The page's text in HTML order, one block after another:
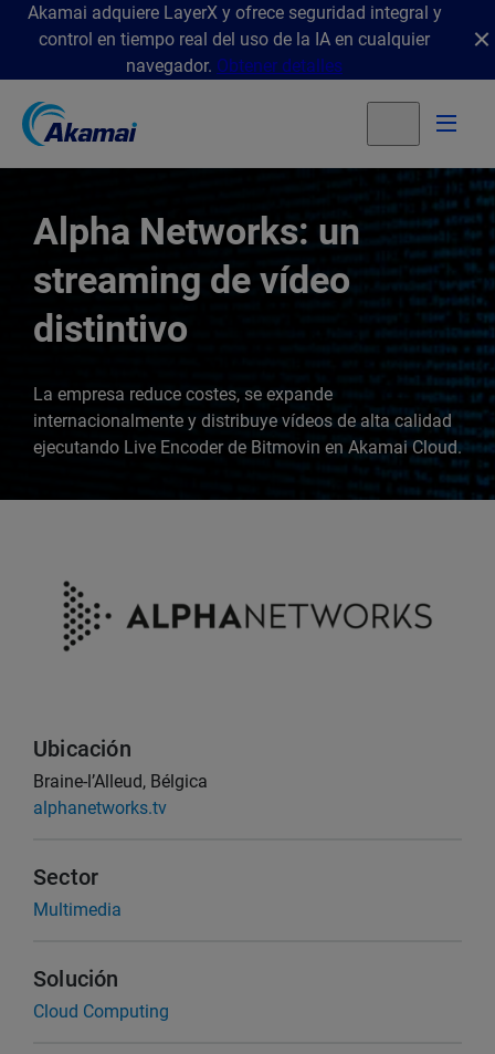
Akamai adquiere LayerX y ofrece seguridad integral y
control en tiempo real del uso de la IA en cualquier
navegador. Obtener detalles
Alpha Networks: un
streaming de vídeo
distintivo
La empresa reduce costes, se expande
internacionalmente y distribuye vídeos de alta calidad
ejecutando Live Encoder de Bitmovin en Akamai Cloud.
Ubicación
Braine-l’Alleud, Bélgica
alphanetworks.tv
Sector
Multimedia
Solución
Cloud Computing